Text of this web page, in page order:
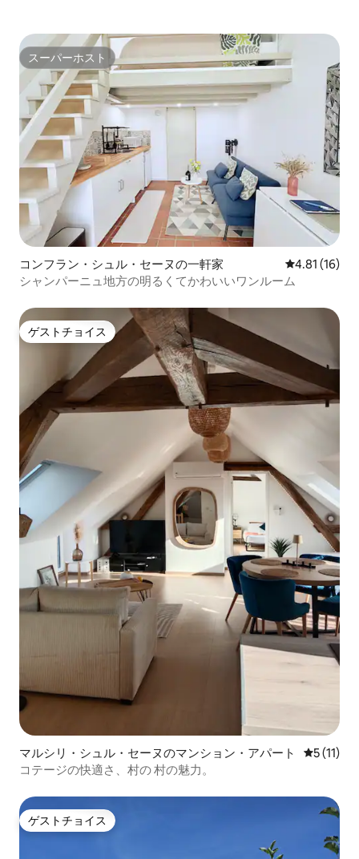
スーパーホスト
スーパーホスト
コンフラン・シュル・セーヌの一軒家 レビュー16
4.81 (16)
シャンパーニュ地方の明るくてかわいいワンルーム
ゲストチョイス
ゲストチョイス
マルシリ・シュル・セーヌのマンション・アパート レビュー
5 (11)
コテージの快適さ、村の 村の魅力。
ゲストチョイス
ゲストチョイス